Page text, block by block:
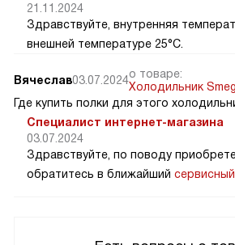
21.11.2024
Здравствуйте, внутренняя
внешней температуре 25°C.
Вячеслав03.07.2024о товаре:
Холодильник
Где купить полки для этого
Специалист интернет-магазина
03.07.2024
Здравствуйте, по поводу
обратитесь в ближайший